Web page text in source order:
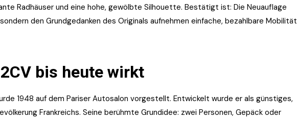
Radhäuser und eine hohe, gewölbte Silhouette. Bestätigt ist: Die Neuauflage
den Grundgedanken des Originals aufnehmen einfache, bezahlbare Mobilität
bis heute wirkt
1948 auf dem Pariser Autosalon vorgestellt. Entwickelt wurde er als günstiges,
Frankreichs. Seine berühmte Grundidee: zwei Personen, Gepäck oder